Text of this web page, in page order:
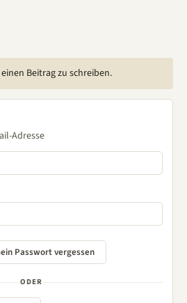
Beitrag zu schreiben.
Adresse
ODER